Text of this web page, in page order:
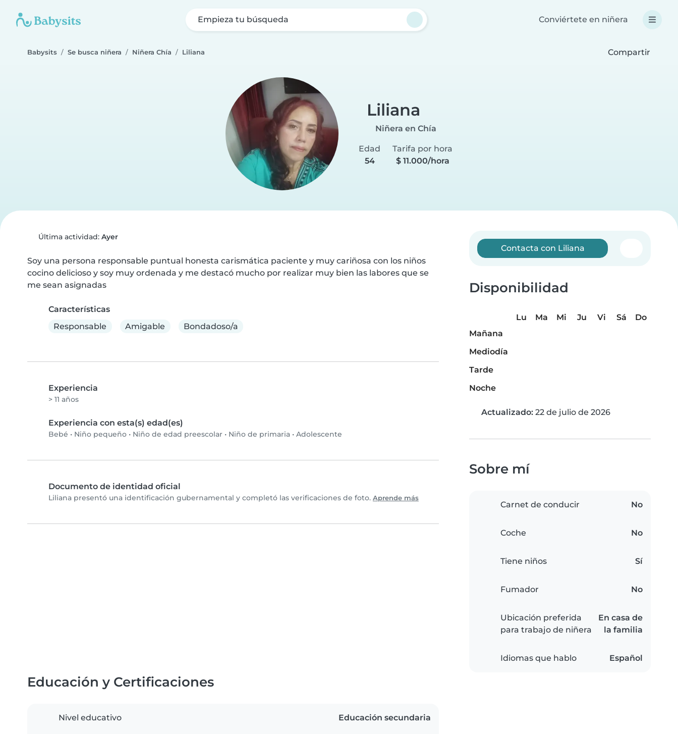
Empieza tu búsqueda Conviértete en niñera
Babysits Se busca niñera Niñera Chía Liliana Compartir
Liliana
Niñera en Chía
Edad
54
Tarifa por hora
$ 11.000/hora
Última actividad: Ayer
Soy una persona responsable puntual honesta carismática paciente y muy cariñosa con los niños
cocino delicioso y soy muy ordenada y me destacó mucho por realizar muy bien las labores que se
me sean asignadas
Características
Responsable
Amigable Bondadoso/a
Experiencia
> 11 años
Experiencia con esta(s) edad(es)
Bebé • Niño pequeño • Niño de edad preescolar • Niño de primaria • Adolescente
Documento de identidad oficial
Liliana presentó una identificación gubernamental y completó las verificaciones de foto. Aprende más
Contacta con Liliana
Disponibilidad
Lu Ma Mi Ju Vi Sá
Do
Mañana
Mediodía
Tarde
Noche
Actualizado: 22 de julio de 2026
Sobre mí
Carnet de conducir No
Coche No
Tiene niños Sí
Fumador No
Ubicación preferida
para trabajo de niñera
En casa de
la familia
Idiomas que hablo Español
Educación y Certificaciones
Nivel educativo Educación secundaria